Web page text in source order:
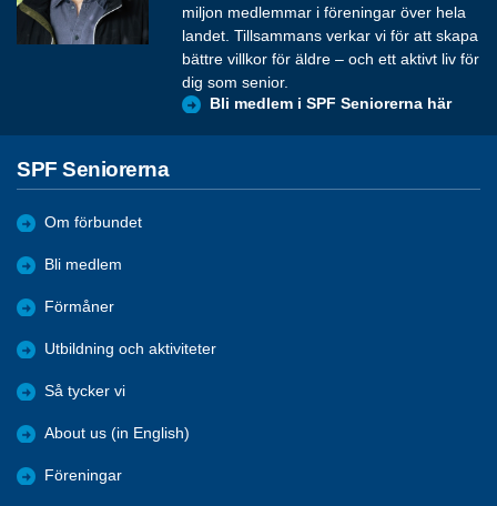
miljon medlemmar i föreningar över hela
landet. Tillsammans verkar vi för att skapa
bättre villkor för äldre – och ett aktivt liv för
dig som senior.
Bli medlem i SPF Seniorerna här
SPF Seniorerna
Om förbundet
Bli medlem
Förmåner
Utbildning och aktiviteter
Så tycker vi
About us (in English)
Föreningar